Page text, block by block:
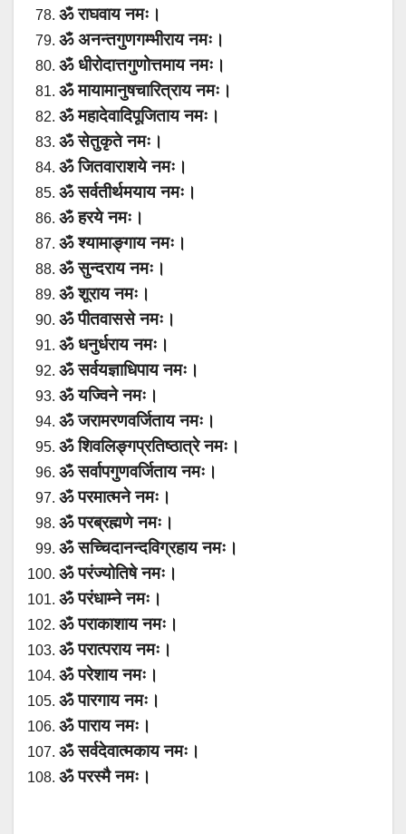
ॐ राघवाय नमः।
ॐ अनन्तगुणगम्भीराय नमः।
ॐ धीरोदात्तगुणोत्तमाय नमः।
ॐ मायामानुषचारित्राय नमः।
ॐ महादेवादिपूजिताय नमः।
ॐ सेतुकृते नमः।
ॐ जितवाराशये नमः।
ॐ सर्वतीर्थमयाय नमः।
ॐ हरये नमः।
ॐ श्यामाङ्गाय नमः।
ॐ सुन्दराय नमः।
ॐ शूराय नमः।
ॐ पीतवाससे नमः।
ॐ धनुर्धराय नमः।
ॐ सर्वयज्ञाधिपाय नमः।
ॐ यज्विने नमः।
ॐ जरामरणवर्जिताय नमः।
ॐ शिवलिङ्गप्रतिष्ठात्रे नमः।
ॐ सर्वापगुणवर्जिताय नमः।
ॐ परमात्मने नमः।
ॐ परब्रह्मणे नमः।
ॐ सच्चिदानन्दविग्रहाय नमः।
ॐ परंज्योतिषे नमः।
ॐ परंधाम्ने नमः।
ॐ पराकाशाय नमः।
ॐ परात्पराय नमः।
ॐ परेशाय नमः।
ॐ पारगाय नमः।
ॐ पाराय नमः।
ॐ सर्वदेवात्मकाय नमः।
ॐ परस्मै नमः।